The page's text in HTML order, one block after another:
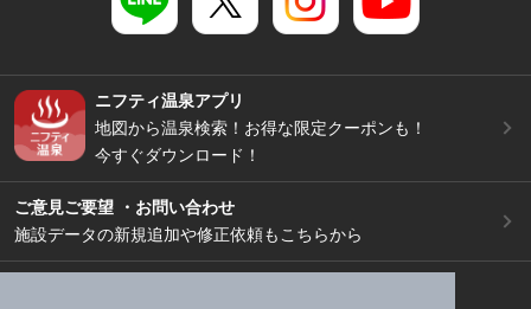
ニフティ温泉アプリ
地図から温泉検索！お得な限定クーポンも！
今すぐダウンロード！
ご意見ご要望 ・お問い合わせ
施設データの新規追加や修正依頼もこちらから